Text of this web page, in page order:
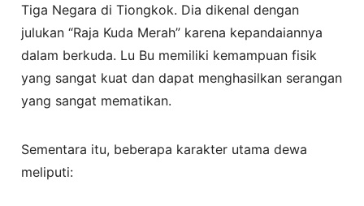
Tiga Negara di Tiongkok. Dia dikenal dengan
julukan “Raja Kuda Merah” karena kepandaiannya
dalam berkuda. Lu Bu memiliki kemampuan fisik
yang sangat kuat dan dapat menghasilkan serangan
yang sangat mematikan.
Sementara itu, beberapa karakter utama dewa
meliputi: